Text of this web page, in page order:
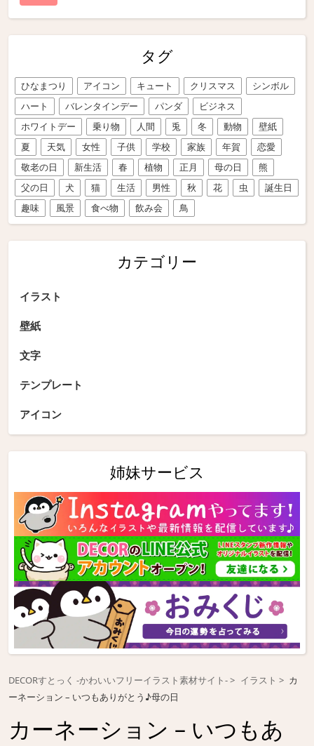
タグ
ひなまつり アイコン キュート クリスマス
シンボル
ハート
バレンタインデー パンダ
ビジネス
ホワイトデー
乗り物 人間 兎 冬 動物
壁紙
夏
天気 女性 子供 学校 家族 年賀
恋愛
敬老の日
新生活 春 植物 正月 母の日
熊
父の日
犬 猫 生活 男性 秋 花 虫
誕生日
趣味
風景 食べ物 飲み会 鳥
カテゴリー
イラスト
壁紙
文字
テンプレート
アイコン
姉妹サービス
DECORすとっく -かわいいフリーイラスト素材サイト- イラスト
カ
ーネーション – いつもありがとう♪母の日
カーネーション – いつもあ